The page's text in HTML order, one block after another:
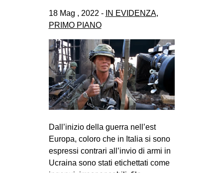
DEGENERAZIONE
CSOA LAMBRETTA
MSM
STUDENTI TSUNAMI
ZAM
MOBILITAZIONI
SPAZI
SPORT POPOLARE
18 Mag , 2022 - IN EVIDENZA,
PRIMO PIANO
Dall’inizio della guerra nell’est
Europa, coloro che in Italia si sono
espressi contrari all’invio di armi in
Ucraina sono stati etichettati come